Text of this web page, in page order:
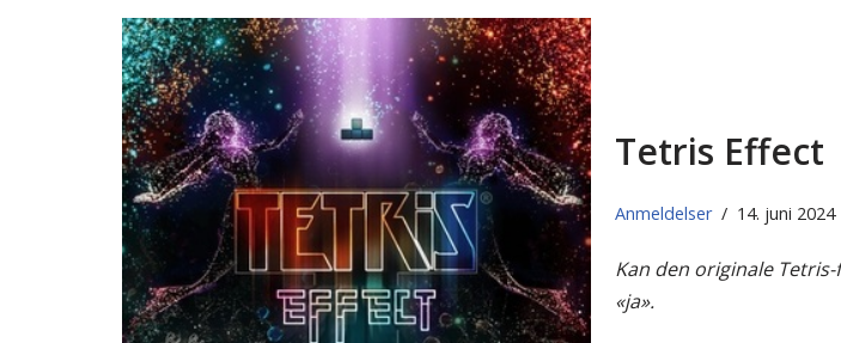
Tetris Effect
Anmeldelser 14. juni 2024
Kan den originale
«ja».